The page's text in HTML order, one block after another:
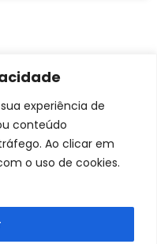
experiência de
conteúdo
Ao clicar em
o uso de cookies.
da
LGPD